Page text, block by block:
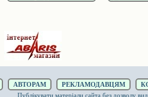
АВТОРАМ РЕКЛАМОДАВЦЯМ
Публікувати матеріали сайта без дозволу